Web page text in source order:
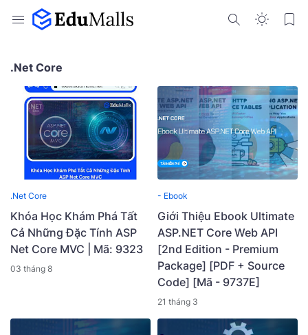
.Net Core
.Net Core
Khóa Học Khám Phá Tất
Cả Những Đặc Tính ASP
Net Core MVC | Mã: 9323
03 tháng 8
- Ebook
Giới Thiệu Ebook Ultimate
ASP.NET Core Web API
[2nd Edition - Premium
Package] [PDF + Source
Code] [Mã - 9737E]
21 tháng 3